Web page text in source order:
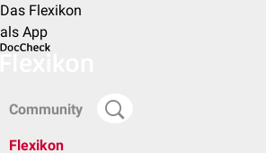
Das Flexikon
als App
Community
Flexikon